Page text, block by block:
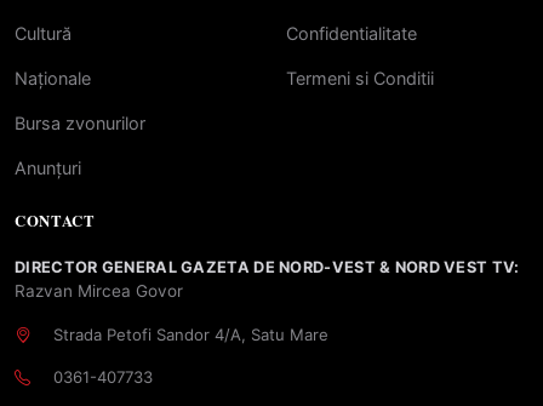
Cultură
Naționale
Bursa zvonurilor
Anunțuri
Confidentialitate
Termeni si Conditii
CONTACT
DIRECTOR GENERAL GAZETA DE NORD-VEST & NORD VEST TV:
Razvan Mircea Govor
Strada Petofi Sandor 4/A, Satu Mare
0361-407733